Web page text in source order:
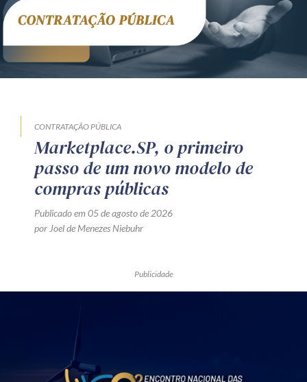
CONTRATAÇÃO PÚBLICA
Marketplace.SP, o primeiro
passo de um novo modelo de
compras públicas
Publicado em 05 de agosto de 2026
por Joel de Menezes Niebuhr
Publicidade